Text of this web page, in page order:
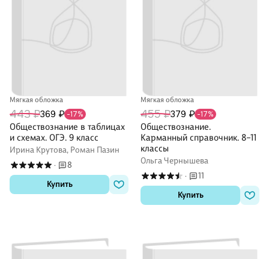
Мягкая обложка
443 ₽369 ₽ -17%
Обществознание в таблицах
и схемах. ОГЭ. 9 класс
Ирина Крутова, Роман Пазин
·
8
Купить
Мягкая обложка
455 ₽379 ₽ -17%
Обществознание.
Карманный справочник. 8–11
классы
Ольга Чернышева
·
11
Купить